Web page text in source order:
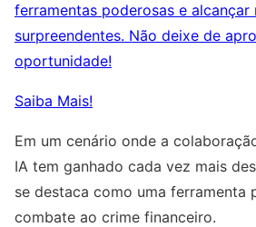
ferramentas poderosas e alcançar
surpreendentes. Não deixe de
oportunidade!
Saiba Mais!
Em um cenário onde a
IA tem ganhado cada vez mais
se destaca como uma ferramenta
combate ao crime financeiro.